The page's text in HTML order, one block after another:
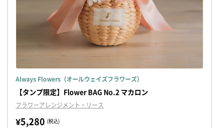
Always Flowers（オールウェイズフラワーズ）
【タンプ限定】Flower BAG No.2 マカロン
フラワーアレンジメント・リース
¥5,280 (税込)